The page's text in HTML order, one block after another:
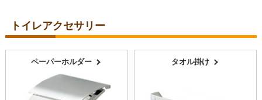
トイレアクセサリー
ペーパーホルダー タオル掛け